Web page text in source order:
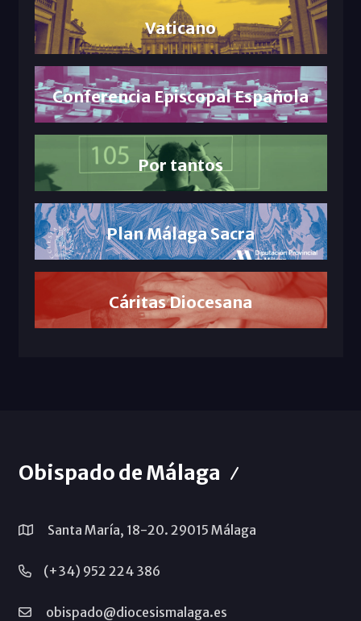
Vaticano
Conferencia Episcopal Española
Por tantos
Plan Málaga Sacra
Cáritas Diocesana
Obispado de Málaga
Santa María, 18-20. 29015 Málaga
(+34) 952 224 386
obispado@diocesismalaga.es